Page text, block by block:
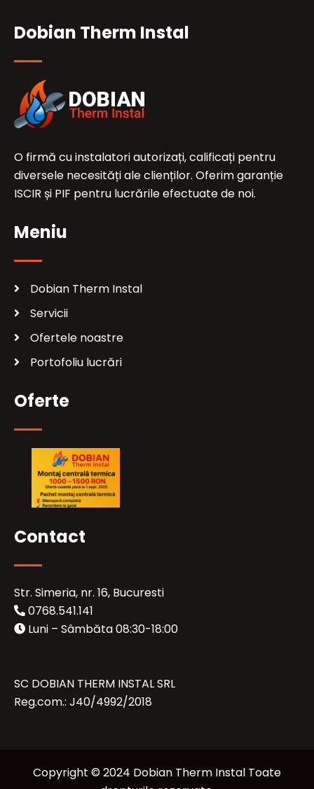
Dobian Therm Instal
O firmă cu instalatori autorizați, calificați pentru
diversele necesități ale clienților. Oferim garanție
ISCIR și PIF pentru lucrările efectuate de noi.
Meniu
Dobian Therm Instal
Servicii
Ofertele noastre
Portofoliu lucrări
Oferte
Contact
Str. Simeria, nr. 16, Bucuresti
0768.541.141
Luni – Sâmbăta 08:30-18:00
SC DOBIAN THERM INSTAL SRL
Reg.com.: J40/4992/2018
Copyright © 2024 Dobian Therm Instal Toate